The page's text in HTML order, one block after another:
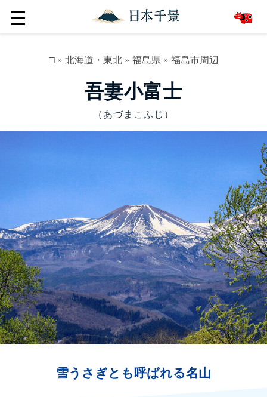
☰
□» 北海道・東北» 福島県» 福島市周辺
吾妻小富士
（あづまこふじ）
雪うさぎとも呼ばれる名山